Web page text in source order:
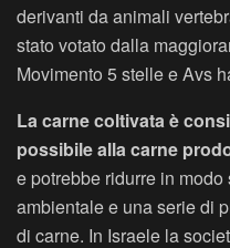
derivanti da animali
stato votato dalla
Movimento 5 stelle e Avs
La carne coltivata è
possibile alla carne
e potrebbe ridurre in modo
ambientale e una serie di
di carne. In Israele la